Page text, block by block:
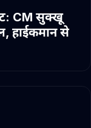
CM सुक्खू
हाईकमान से